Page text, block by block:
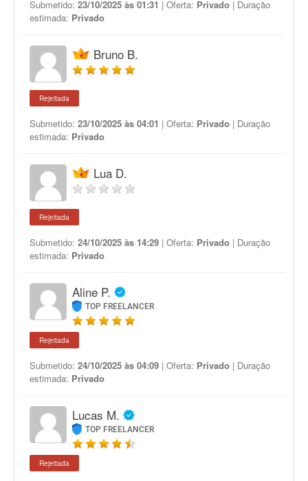
Submetido: 23/10/2025 às 01:31 | Oferta: Privado | Duração
estimada: Privado
Bruno B.
Rejeitada
Submetido: 23/10/2025 às 04:01 | Oferta: Privado | Duração
estimada: Privado
Lua D.
Rejeitada
Submetido: 24/10/2025 às 14:29 | Oferta: Privado | Duração
estimada: Privado
Aline P.
TOP FREELANCER
Rejeitada
Submetido: 24/10/2025 às 04:09 | Oferta: Privado | Duração
estimada: Privado
Lucas M.
TOP FREELANCER
Rejeitada